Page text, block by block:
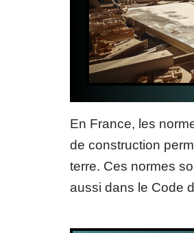
En France, les
de construction
terre. Ces normes
aussi dans le Code